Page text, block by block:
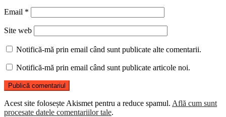
Email *
Site web
Notifică-mă prin email când sunt publicate alte comentarii.
Notifică-mă prin email când sunt publicate articole noi.
Acest site folosește Akismet pentru a reduce spamul. Află cum sunt
procesate datele comentariilor tale.